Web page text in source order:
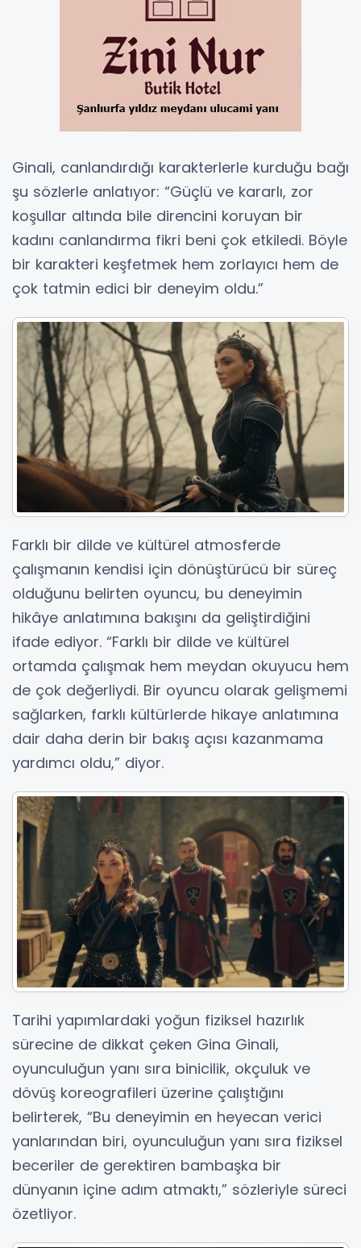
Ginali, canlandırdığı karakterlerle kurduğu bağı
şu sözlerle anlatıyor: “Güçlü ve kararlı, zor
koşullar altında bile direncini koruyan bir
kadını canlandırma fikri beni çok etkiledi. Böyle
bir karakteri keşfetmek hem zorlayıcı hem de
çok tatmin edici bir deneyim oldu.”
Farklı bir dilde ve kültürel atmosferde
çalışmanın kendisi için dönüştürücü bir süreç
olduğunu belirten oyuncu, bu deneyimin
hikâye anlatımına bakışını da geliştirdiğini
ifade ediyor. “Farklı bir dilde ve kültürel
ortamda çalışmak hem meydan okuyucu hem
de çok değerliydi. Bir oyuncu olarak gelişmemi
sağlarken, farklı kültürlerde hikaye anlatımına
dair daha derin bir bakış açısı kazanmama
yardımcı oldu,” diyor.
Tarihi yapımlardaki yoğun fiziksel hazırlık
sürecine de dikkat çeken Gina Ginali,
oyunculuğun yanı sıra binicilik, okçuluk ve
dövüş koreografileri üzerine çalıştığını
belirterek, “Bu deneyimin en heyecan verici
yanlarından biri, oyunculuğun yanı sıra fiziksel
beceriler de gerektiren bambaşka bir
dünyanın içine adım atmaktı,” sözleriyle süreci
özetliyor.